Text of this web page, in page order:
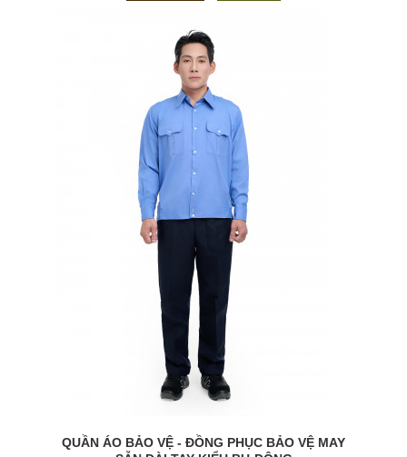
QUẦN ÁO BẢO VỆ - ĐỒNG PHỤC BẢO VỆ MAY